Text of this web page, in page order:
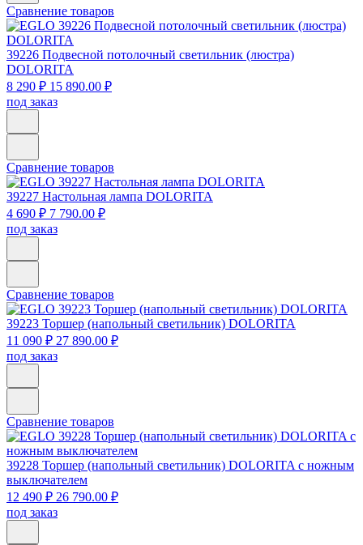
Сравнение товаров
39226 Подвесной потолочный светильник (люстра)
DOLORITA
8 290 ₽ 15 890.00 ₽
под заказ
Сравнение товаров
39227 Настольная лампа DOLORITA
4 690 ₽ 7 790.00 ₽
под заказ
Сравнение товаров
39223 Торшер (напольный светильник) DOLORITA
11 090 ₽ 27 890.00 ₽
под заказ
Сравнение товаров
39228 Торшер (напольный светильник) DOLORITA с ножным
выключателем
12 490 ₽ 26 790.00 ₽
под заказ